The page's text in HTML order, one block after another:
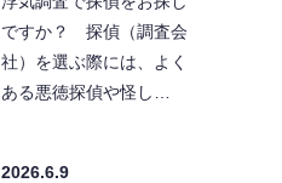
ですか？ 探偵（調査会
社）を選ぶ際には、よく
ある悪徳探偵や怪し…
2026.6.9